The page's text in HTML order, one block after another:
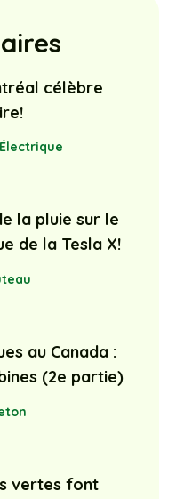
célèbre
la pluie sur le
de la Tesla X!
au Canada :
(2e partie)
vertes font